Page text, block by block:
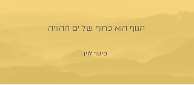
הגוף הוא כחוף של ים ההוויה
פיטר לוין